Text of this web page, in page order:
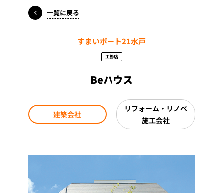
一覧に戻る
すまいポート21水戸
工務店
Beハウス
建築会社
リフォーム・リノベ
施工会社